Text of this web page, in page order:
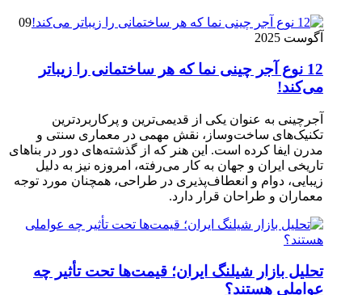
09
آگوست 2025
12 نوع آجر چینی نما که هر ساختمانی را زیباتر
می‌کند!
آجرچینی به عنوان یکی از قدیمی‌ترین و پرکاربردترین
تکنیک‌های ساخت‌وساز، نقش مهمی در معماری سنتی و
مدرن ایفا کرده است. این هنر که از گذشته‌های دور در بناهای
تاریخی ایران و جهان به کار می‌رفته، امروزه نیز به دلیل
زیبایی، دوام و انعطاف‌پذیری در طراحی، همچنان مورد توجه
معماران و طراحان قرار دارد.
تحلیل بازار شیلنگ ایران؛ قیمت‌ها تحت تأثیر چه
عواملی هستند؟